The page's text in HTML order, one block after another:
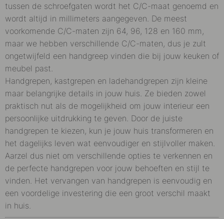
tussen de schroefgaten wordt het C/C-maat genoemd en
wordt altijd in millimeters aangegeven. De meest
voorkomende C/C-maten zijn 64, 96, 128 en 160 mm,
maar we hebben verschillende C/C-maten, dus je zult
ongetwijfeld een handgreep vinden die bij jouw keuken of
meubel past.
Handgrepen, kastgrepen en ladehandgrepen zijn kleine
maar belangrijke details in jouw huis. Ze bieden zowel
praktisch nut als de mogelijkheid om jouw interieur een
persoonlijke uitdrukking te geven. Door de juiste
handgrepen te kiezen, kun je jouw huis transformeren en
het dagelijks leven wat eenvoudiger en stijlvoller maken.
Aarzel dus niet om verschillende opties te verkennen en
de perfecte handgrepen voor jouw behoeften en stijl te
vinden. Het vervangen van handgrepen is eenvoudig en
een voordelige investering die een groot verschil maakt
in huis.